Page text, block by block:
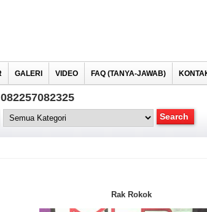
GALERI VIDEO FAQ (TANYA-JAWAB)
082257082325
Rak Rokok